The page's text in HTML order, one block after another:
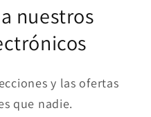
nuestros
y las ofertas
que nadie.